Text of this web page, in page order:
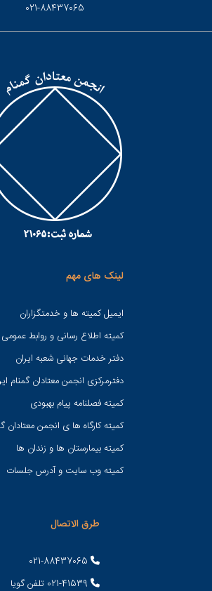
021-88437065
لینک های مهم
ایمیل کمیته ها و خدمتگزاران
کميته اطلاع رسانی و روابط عمومی
دفتر خدمات جهانی شعبه ايران
دفترمرکزی انجمن معتادان گمنام
کمیته فصلنامه پیام بهبودی
کمیته کارگاه ها ی انجمن معتادان
کمیته بیمارستان ها و زندان ها
کمیته وب سایت و آدرس جلسات
طرق الاتصال